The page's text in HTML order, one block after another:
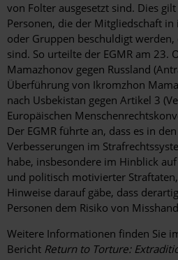
von Folter ausgesetzt sind. Dies
Personen, die der Mitgliedschaft in
oder Gruppen beschuldigt
sind. So urteilte der EGMR am 23.
Mamazhonov gegen Russland
Überführung von Ikromzhon
nach Usbekistan gegen Artikel 3
Europäischen
Der EGMR führte an, dass es in
Verbesserungen im
habe, insbesondere im Hinblick
und politisch motivierter
Hinweise darauf gäbe, dass
Personen dem Risiko von
Weitere Informationen finden Sie
Bericht Return to Torture: